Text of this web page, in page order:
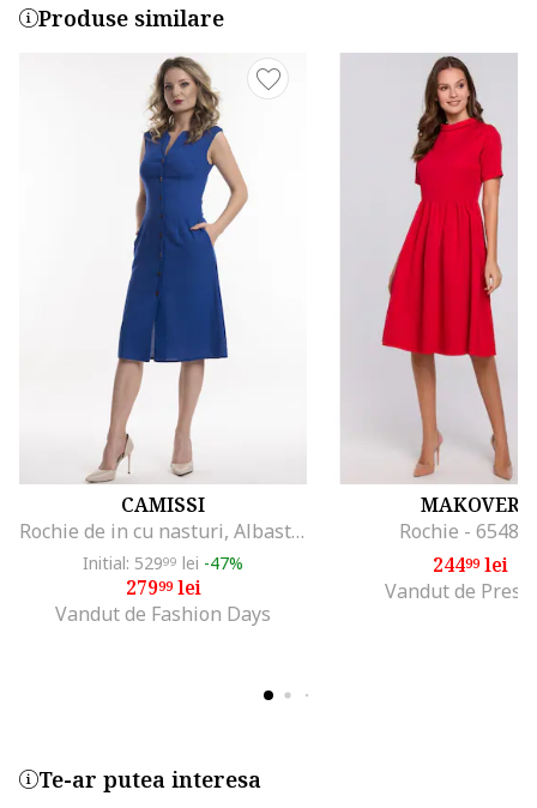
Produse similare
CAMISSI
Rochie de in cu nasturi, Albastru safir
Initial: 52999 lei -47%
27999lei
Vandut de Fashion Days
MAKOVER
Rochie -
24499lei
Vandut de
Te-ar putea interesa